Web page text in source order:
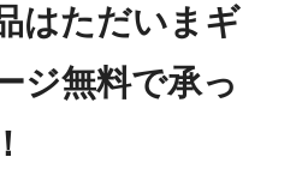
#26
#26.5
はただいまギ
ジ無料で承っ